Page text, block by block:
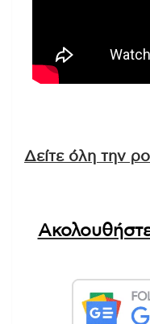
Δείτε όλη την